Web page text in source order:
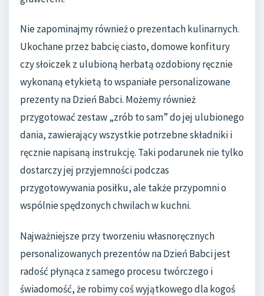
Nie zapominajmy również o prezentach kulinarnych.
Ukochane przez babcię ciasto, domowe konfitury
czy słoiczek z ulubioną herbatą ozdobiony ręcznie
wykonaną etykietą to wspaniałe personalizowane
prezenty na Dzień Babci. Możemy również
przygotować zestaw „zrób to sam” do jej ulubionego
dania, zawierający wszystkie potrzebne składniki i
ręcznie napisaną instrukcję. Taki podarunek nie tylko
dostarczy jej przyjemności podczas
przygotowywania posiłku, ale także przypomni o
wspólnie spędzonych chwilach w kuchni.
Najważniejsze przy tworzeniu własnoręcznych
personalizowanych prezentów na Dzień Babci jest
radość płynąca z samego procesu twórczego i
świadomość, że robimy coś wyjątkowego dla kogoś